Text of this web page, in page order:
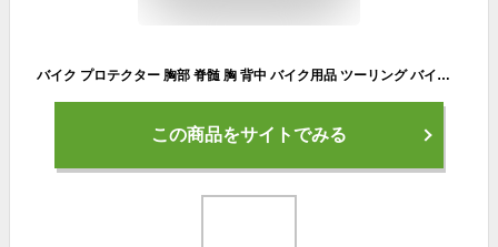
バイク プロテクター 胸部 脊髄 胸 背中 バイク用品 ツーリング バイク通勤 安全 衝撃 転倒 守るPoi BODY PROTECTOR BP01-STD Poi DESIGNS あす楽 送料無料 キャンペーン
この商品をサイトでみる